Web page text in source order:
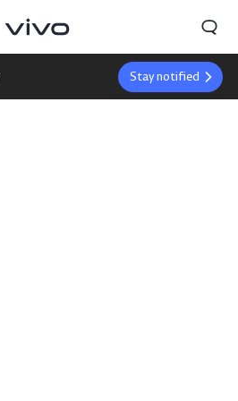
Stay notified